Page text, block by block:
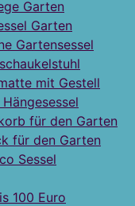
Garten
Garten
Gartensessel
mit Gestell
für den Garten
für den Garten
Sessel
100 Euro